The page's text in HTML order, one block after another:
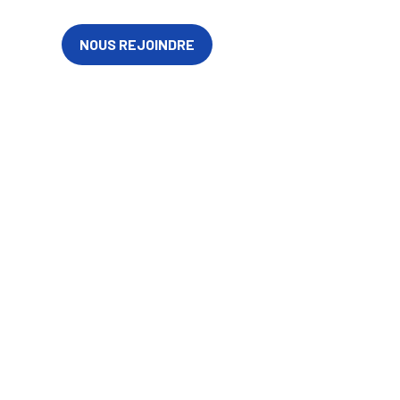
NOUS REJOINDRE